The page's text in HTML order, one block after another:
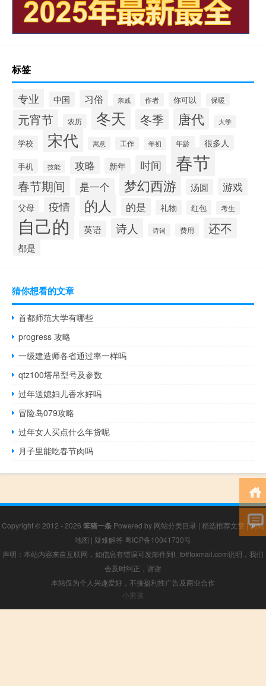
标签
专业 中国 习俗 亲戚 作者 你可以 保暖
元宵节 农历 冬天 冬季 唐代 大学
学校 宋代 寓意 工作 年初 年龄 很多人
手机 技能 攻略 新年 时间 春节
春节期间 是一个 梦幻西游 汤圆 游戏
父母 疫情 的人 的是 礼物 红包 考生
自己的 英语 诗人 诗词 费用 还不
都是
猜你想看的文章
首都师范大学有哪些
progress 攻略
一级建造师各省通过率一样吗
qtz100塔吊型号及参数
过年送媳妇儿香水好吗
冒险岛079攻略
过年女人买点什么年货呢
月子里能吃春节肉吗
Copyright © 2012 - 2026 笨猪一条 Powered by 网站分类目录 | 精选推荐文章 |网站
地图 | 疑难解答 粤ICP备10041730号
声明：本站内容来自互联网，如信息有错误可发邮件到f_fb#foxmail.com说明，我们
会及时纠正，谢谢
本站仅为个人兴趣爱好，不接盈利性广告及商业合作
小男孩